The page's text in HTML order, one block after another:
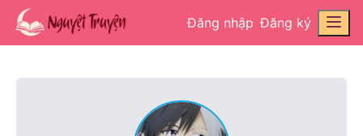
Đăng nhập Đăng ký